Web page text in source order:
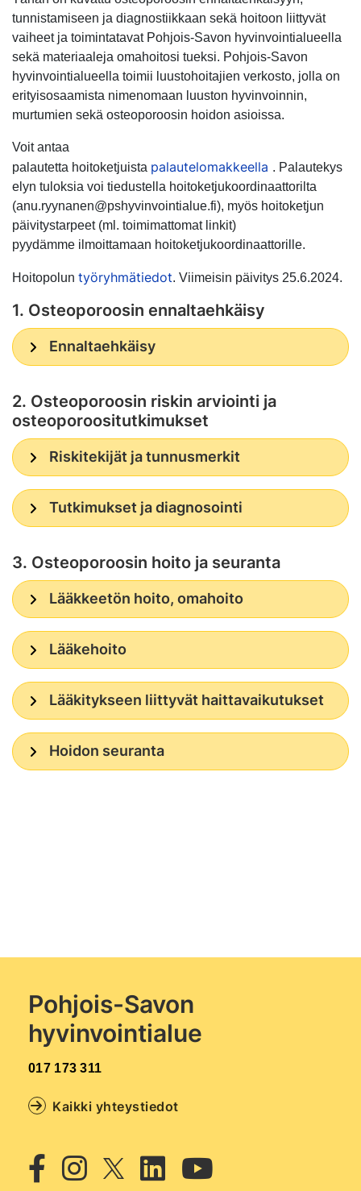
tunnistamiseen ja diagnostiikkaan sekä hoitoon liittyvät
vaiheet ja toimintatavat Pohjois-Savon hyvinvointialueella
sekä materiaaleja omahoitosi tueksi. Pohjois-Savon
hyvinvointialueella toimii luustohoitajien verkosto, jolla on
erityisosaamista nimenomaan luuston hyvinvoinnin,
murtumien sekä osteoporoosin hoidon asioissa.
Voit antaa
palautetta hoitoketjuista palautelomakkeella . Palautekys
elyn tuloksia voi tiedustella hoitoketjukoordinaattorilta
(anu.ryynanen@pshyvinvointialue.fi), myös hoitoketjun
päivitystarpeet (ml. toimimattomat linkit)
pyydämme ilmoittamaan hoitoketjukoordinaattorille.
Hoitopolun työryhmätiedot. Viimeisin päivitys 25.6.2024.
1. Osteoporoosin ennaltaehkäisy
Ennaltaehkäisy
2. Osteoporoosin riskin arviointi ja
osteoporoositutkimukset
Riskitekijät ja tunnusmerkit
Tutkimukset ja diagnosointi
3. Osteoporoosin hoito ja seuranta
Lääkkeetön hoito, omahoito
Lääkehoito
Lääkitykseen liittyvät haittavaikutukset
Hoidon seuranta
Pohjois-Savon
hyvinvointialue
017 173 311
Kaikki yhteystiedot
Facebook
Instagram
TwitterLinkedin